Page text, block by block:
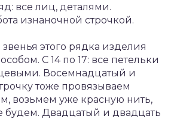
все лиц, деталями.
изнаночной строчкой.
этого рядка изделия
С 14 по 17: все петельки
Восемнадцатый и
тоже провязываем
возьмем уже красную нить,
будем. Двадцатый и двадцать